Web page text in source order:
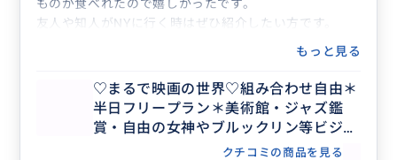
ものが食べれたので嬉しかったです。
友人や知人がNYに行く時はぜひ紹介したい方です。
もっと見る
♡まるで映画の世界♡組み合わせ自由＊
半日フリープラン＊美術館・ジャズ鑑
賞・自由の女神やブルックリン等ビジネ
ス渡航にもおすすめ♡人数上限なし
クチコミの商品を見る